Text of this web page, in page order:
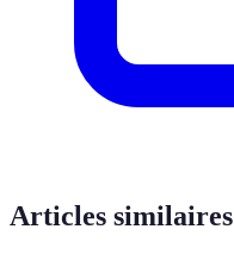
Articles similaires